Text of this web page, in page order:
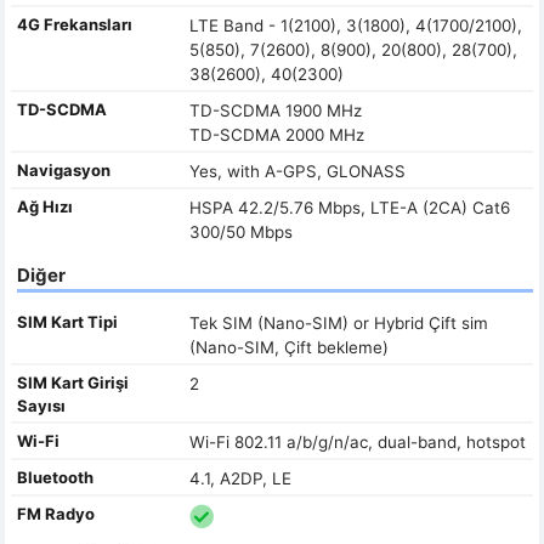
4G Frekansları
LTE Band - 1(2100), 3(1800), 4(1700/2100),
5(850), 7(2600), 8(900), 20(800), 28(700),
38(2600), 40(2300)
TD-SCDMA
TD-SCDMA 1900 MHz
TD-SCDMA 2000 MHz
Navigasyon
Yes, with A-GPS, GLONASS
Ağ Hızı
HSPA 42.2/5.76 Mbps, LTE-A (2CA) Cat6
300/50 Mbps
Diğer
SIM Kart Tipi
Tek SIM (Nano-SIM) or Hybrid Çift sim
(Nano-SIM, Çift bekleme)
SIM Kart Girişi
Sayısı
2
Wi-Fi
Wi-Fi 802.11 a/b/g/n/ac, dual-band, hotspot
Bluetooth
4.1, A2DP, LE
FM Radyo